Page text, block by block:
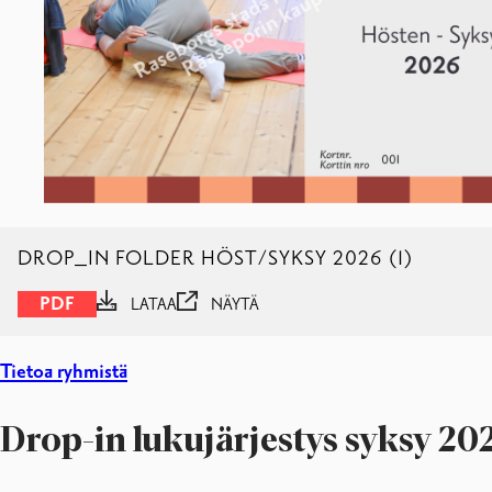
DROP_IN FOLDER HÖST/SYKSY 2026 (1)
PDF LATAA NÄYTÄ
Tietoa ryhmistä
Drop-in lukujärjestys syksy